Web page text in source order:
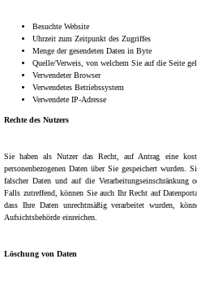
Besuchte Website
Uhrzeit zum Zeitpunkt des Zugriffes
Menge der gesendeten Daten in Byte
Quelle/Verweis, von welchem Sie auf die Seite
Verwendeter Browser
Verwendetes Betriebssystem
Verwendete IP-Adresse
Rechte des Nutzers
Sie haben als Nutzer das Recht, auf Antrag eine
personenbezogenen Daten über Sie gespeichert wurden.
falscher Daten und auf die Verarbeitungseinschränkung
Falls zutreffend, können Sie auch Ihr Recht auf
dass Ihre Daten unrechtmäßig verarbeitet wurden,
Aufsichtsbehörde einreichen.
Löschung von Daten